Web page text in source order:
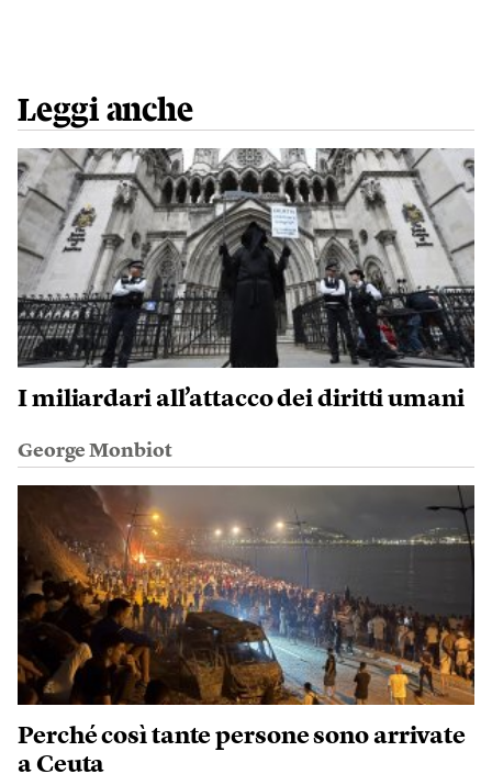
Leggi anche
I miliardari all’attacco dei diritti umani
George Monbiot
Perché così tante persone sono arrivate
a Ceuta